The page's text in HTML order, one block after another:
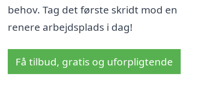
behov. Tag det første skridt mod en
renere arbejdsplads i dag!
Få tilbud, gratis og uforpligtende